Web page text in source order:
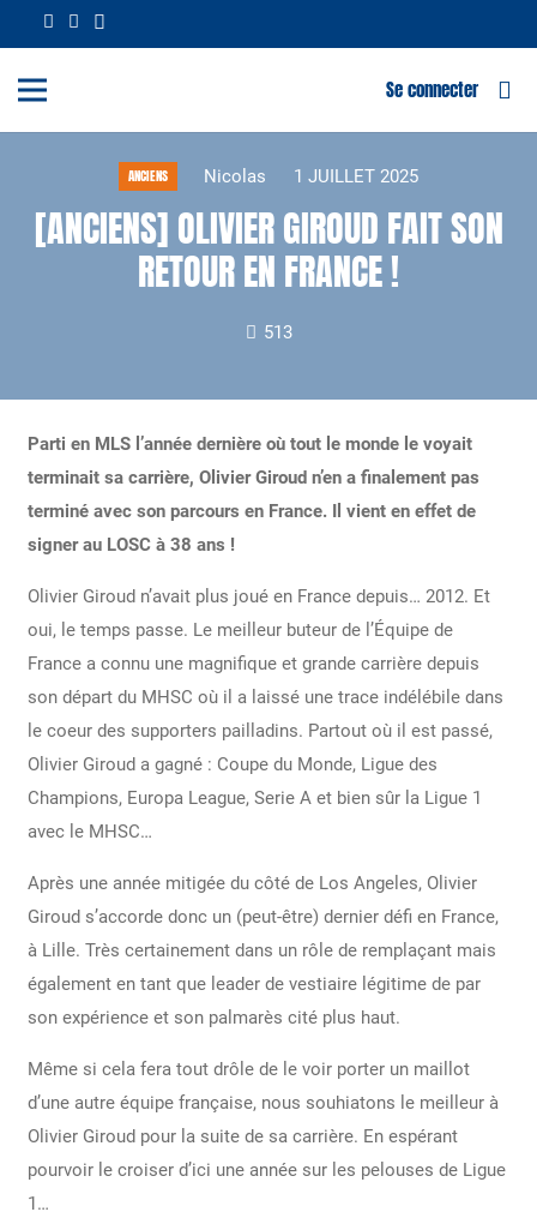
Se connecter
ANCIENS Nicolas 1 JUILLET 2025
[ANCIENS] OLIVIER GIROUD FAIT SON
RETOUR EN FRANCE !
513
Parti en MLS l’année dernière où tout le monde le voyait
terminait sa carrière, Olivier Giroud n’en a finalement pas
terminé avec son parcours en France. Il vient en effet de
signer au LOSC à 38 ans !
Olivier Giroud n’avait plus joué en France depuis… 2012. Et
oui, le temps passe. Le meilleur buteur de l’Équipe de
France a connu une magnifique et grande carrière depuis
son départ du MHSC où il a laissé une trace indélébile dans
le coeur des supporters pailladins. Partout où il est passé,
Olivier Giroud a gagné : Coupe du Monde, Ligue des
Champions, Europa League, Serie A et bien sûr la Ligue 1
avec le MHSC…
Après une année mitigée du côté de Los Angeles, Olivier
Giroud s’accorde donc un (peut-être) dernier défi en France,
à Lille. Très certainement dans un rôle de remplaçant mais
également en tant que leader de vestiaire légitime de par
son expérience et son palmarès cité plus haut.
Même si cela fera tout drôle de le voir porter un maillot
d’une autre équipe française, nous souhiatons le meilleur à
Olivier Giroud pour la suite de sa carrière. En espérant
pourvoir le croiser d’ici une année sur les pelouses de Ligue
1…